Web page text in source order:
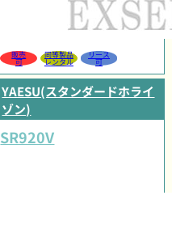
販売
可
同等製品
レンタル
リース
可
YAESU(スタンダードホライ
ゾン)
SR920V